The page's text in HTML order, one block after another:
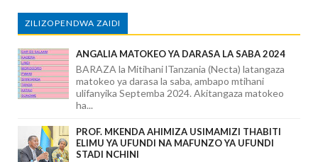
ZILIZOPENDWA ZAIDI
ANGALIA MATOKEO YA DARASA LA SABA 2024
BARAZA la Mitihani lTanzania (Necta) latangaza
matokeo ya darasa la saba, ambapo mtihani
ulifanyika Septemba 2024. Akitangaza matokeo
ha...
PROF. MKENDA AHIMIZA USIMAMIZI THABITI
ELIMU YA UFUNDI NA MAFUNZO YA UFUNDI
STADI NCHINI